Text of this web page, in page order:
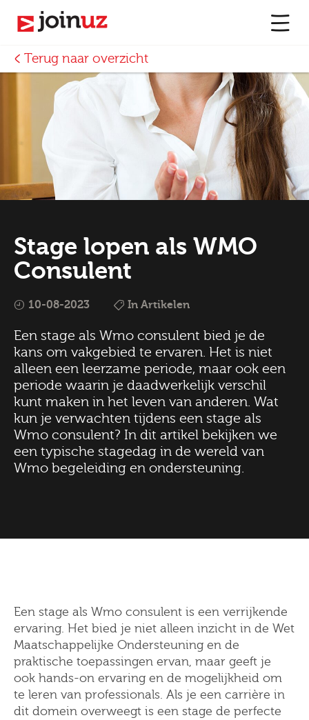
Terug naar overzicht
Stage lopen als WMO
Consulent
10-08-2023 In Artikelen
Een stage als Wmo consulent bied je de
kans om vakgebied te ervaren. Het is niet
alleen een leerzame periode, maar ook een
periode waarin je daadwerkelijk verschil
kunt maken in het leven van anderen. Wat
kun je verwachten tijdens een stage als
Wmo consulent? In dit artikel bekijken we
een typische stagedag in de wereld van
Wmo begeleiding en ondersteuning.
Een stage als Wmo consulent is een verrijkende
ervaring. Het bied je niet alleen inzicht in de Wet
Maatschappelijke Ondersteuning en de
praktische toepassingen ervan, maar geeft je
ook hands-on ervaring en de mogelijkheid om
te leren van professionals. Als je een carrière in
dit domein overweegt is een stage de perfecte